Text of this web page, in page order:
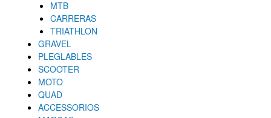
MTB
CARRERAS
TRIATHLON
GRAVEL
PLEGLABLES
SCOOTER
MOTO
QUAD
ACCESSORIOS